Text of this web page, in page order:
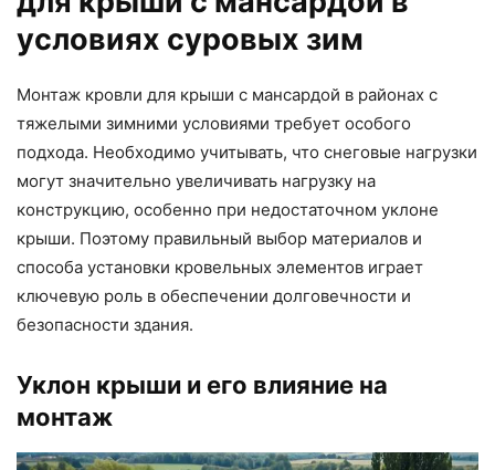
условиях суровых зим
Монтаж кровли для крыши с мансардой в районах с
тяжелыми зимними условиями требует особого
подхода. Необходимо учитывать, что снеговые нагрузки
могут значительно увеличивать нагрузку на
конструкцию, особенно при недостаточном уклоне
крыши. Поэтому правильный выбор материалов и
способа установки кровельных элементов играет
ключевую роль в обеспечении долговечности и
безопасности здания.
Уклон крыши и его влияние на
монтаж